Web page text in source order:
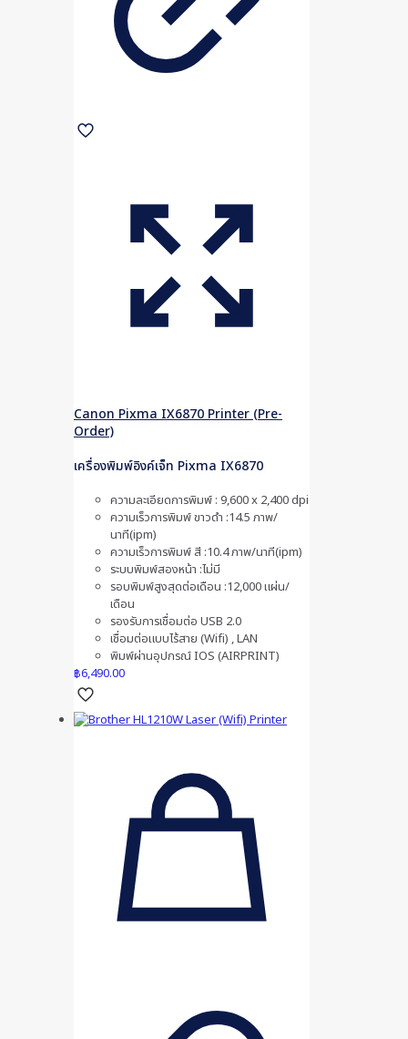
Canon Pixma IX6870 Printer (Pre-
Order)
เครื่องพิมพ์อิงค์เจ็ท Pixma IX6870
ความละเอียดการพิมพ์ : 9,600 x 2,400 dpi
ความเร็วการพิมพ์ ขาวดำ :14.5 ภาพ/
นาที(ipm)
ความเร็วการพิมพ์ สี :10.4 ภาพ/นาที(ipm)
ระบบพิมพ์สองหน้า :ไม่มี
รอบพิมพ์สูงสุดต่อเดือน :12,000 แผ่น/
เดือน
รองรับการเชื่อมต่อ USB 2.0
เชื่อมต่อแบบไร้สาย (Wifi) , LAN
พิมพ์ผ่านอุปกรณ์ IOS (AIRPRINT)
฿6,490.00